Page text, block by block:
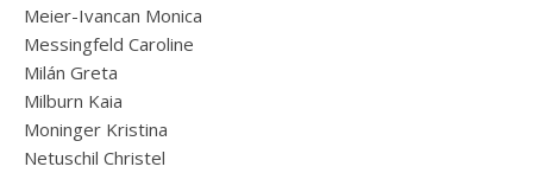
Meier-Ivancan Monica
Messingfeld Caroline
Milán Greta
Milburn Kaia
Moninger Kristina
Netuschil Christel